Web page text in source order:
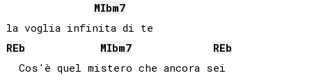
MIbm7
REb
MIbm7
REb
  Cos'è quel mistero che ancora sei